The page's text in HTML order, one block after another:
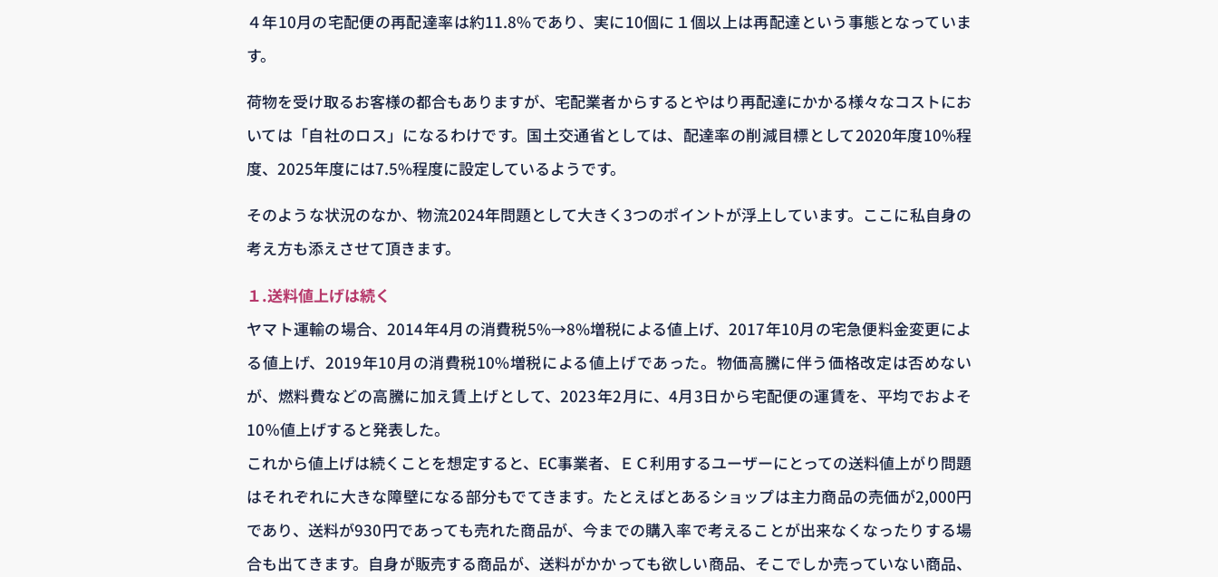
４年10月の宅配便の再配達率は約11.8%であり、実に10個に１個以上は再配達という事態となっていま
す。
荷物を受け取るお客様の都合もありますが、宅配業者からするとやはり再配達にかかる様々なコストにお
いては「自社のロス」になるわけです。国土交通省としては、配達率の削減目標として2020年度10%程
度、2025年度には7.5%程度に設定しているようです。
そのような状況のなか、物流2024年問題として大きく3つのポイントが浮上しています。ここに私自身の
考え方も添えさせて頂きます。
１.送料値上げは続く
ヤマト運輸の場合、2014年4月の消費税5%→8%増税による値上げ、2017年10月の宅急便料金変更によ
る値上げ、2019年10月の消費税10%増税による値上げであった。物価高騰に伴う価格改定は否めない
が、燃料費などの高騰に加え賃上げとして、2023年2月に、4月3日から宅配便の運賃を、平均でおよそ
10％値上げすると発表した。
これから値上げは続くことを想定すると、EC事業者、ＥＣ利用するユーザーにとっての送料値上がり問題
はそれぞれに大きな障壁になる部分もでてきます。たとえばとあるショップは主力商品の売価が2,000円
であり、送料が930円であっても売れた商品が、今までの購入率で考えることが出来なくなったりする場
合も出てきます。自身が販売する商品が、送料がかかっても欲しい商品、そこでしか売っていない商品、